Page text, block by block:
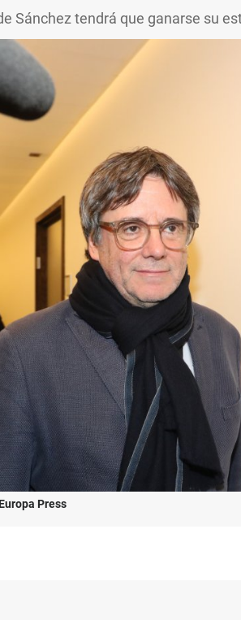
Sánchez tendrá que ganarse su
Press